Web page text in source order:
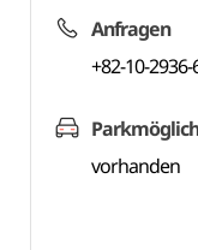
Anfragen
+82-10-
vorhanden